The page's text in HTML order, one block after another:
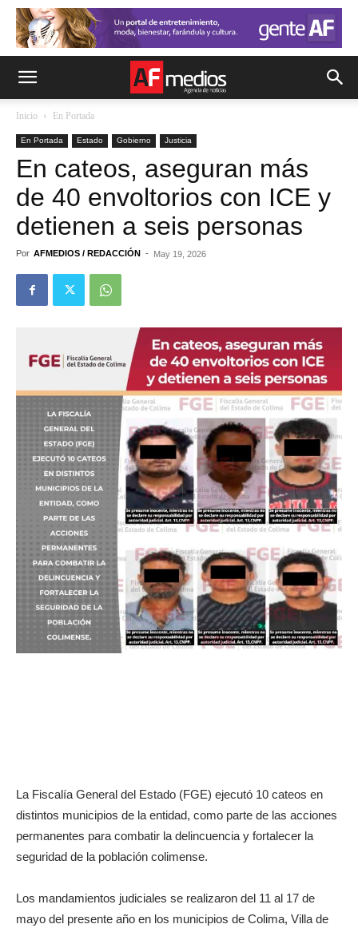
Inicio En Portada
En Portada Estado Gobierno Justicia
En cateos, aseguran más
de 40 envoltorios con ICE y
detienen a seis personas
Por AFMEDIOS / REDACCIÓN - May 19, 2026
La Fiscalía General del Estado (FGE) ejecutó 10 cateos en
distintos municipios de la entidad, como parte de las acciones
permanentes para combatir la delincuencia y fortalecer la
seguridad de la población colimense.
Los mandamientos judiciales se realizaron del 11 al 17 de
mayo del presente año en los municipios de Colima, Villa de